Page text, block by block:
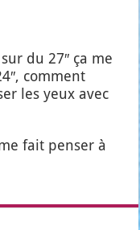
du 27″ ça me
com­ment
les yeux avec
fait pen­ser à